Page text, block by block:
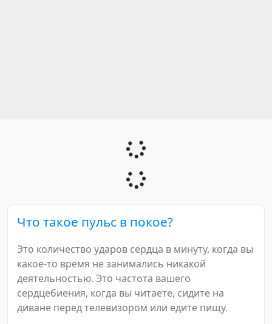
Что такое пульс в покое?
Это количество ударов сердца в минуту, когда вы
какое-то время не занимались никакой
деятельностью. Это частота вашего
сердцебиения, когда вы читаете, сидите на
диване перед телевизором или едите пищу.